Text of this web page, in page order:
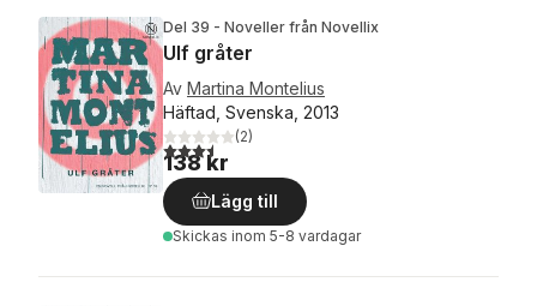
Del 39 - Noveller från Novellix
Ulf gråter
Av Martina Montelius
Häftad, Svenska, 2013
3,5utav 5 stjärnor. Totalt antal röster:
(2)
138 kr
Lägg till
Skickas inom 5-8 vardagar